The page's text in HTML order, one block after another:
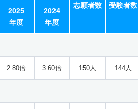
志願者数 受験者数
2025
年度
2024
年度
2.80倍 3.60倍 150人 144人